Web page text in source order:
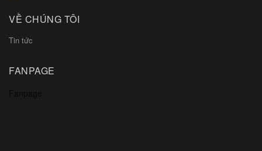
VỀ CHÚNG TÔI
Tin tức
FANPAGE